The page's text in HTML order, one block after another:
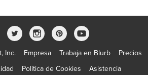
Inc. Empresa Trabaja en Blurb
Precios
Política de Cookies Asistencia